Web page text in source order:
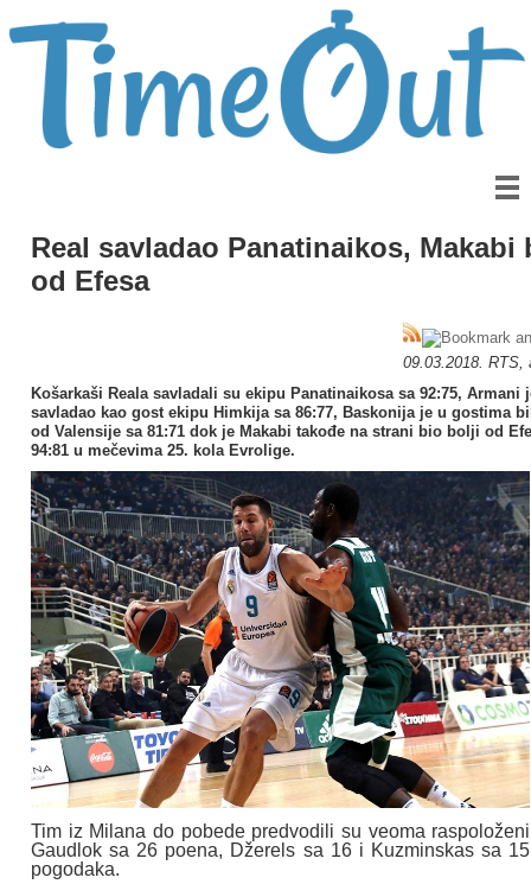
Real savladao Panatinaikos, Makabi
od Efesa
09.03.2018. RTS,
Košarkaši Reala savladali su ekipu Panatinaikosa sa 92:75, Armani
savladao kao gost ekipu Himkija sa 86:77, Baskonija je u gostima
od Valensije sa 81:71 dok je Makabi takođe na strani bio bolji od
94:81 u mečevima 25. kola Evrolige.
Tim iz Milana do pobede predvodili su veoma raspoloženi
Gaudlok sa 26 poena, Džerels sa 16 i Kuzminskas sa 15
pogodaka.